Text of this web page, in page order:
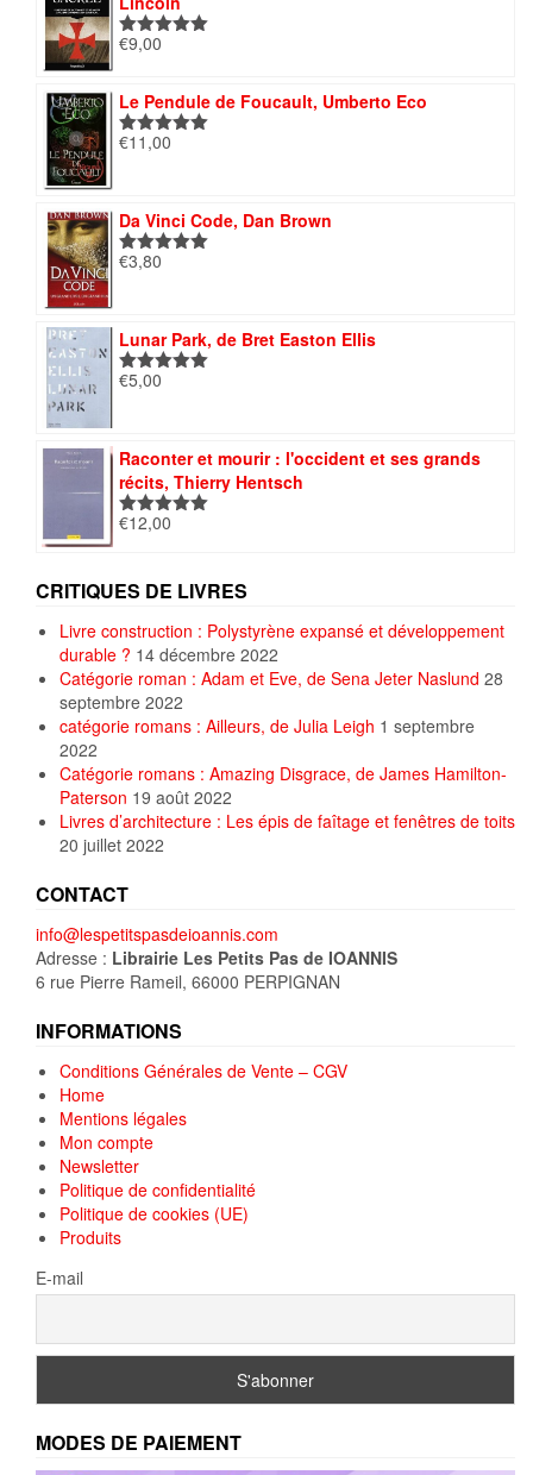
Note5.00
€9,00
Le Pendule de Foucault, Umberto Eco
Note5.00
€11,00
Da Vinci Code, Dan Brown
Note5.00
€3,80
Lunar Park, de Bret Easton Ellis
Note5.00
€5,00
Raconter et mourir : l'occident et ses grands
récits, Thierry Hentsch
Note5.00
€12,00
CRITIQUES DE LIVRES
Livre construction : Polystyrène expansé et développement
durable ? 14 décembre 2022
Catégorie roman : Adam et Eve, de Sena Jeter Naslund 28
septembre 2022
catégorie romans : Ailleurs, de Julia Leigh 1 septembre
2022
Catégorie romans : Amazing Disgrace, de James Hamilton-
Paterson 19 août 2022
Livres d’architecture : Les épis de faîtage et fenêtres de toits
20 juillet 2022
CONTACT
info@lespetitspasdeioannis.com
Adresse : Librairie Les Petits Pas de IOANNIS
6 rue Pierre Rameil, 66000 PERPIGNAN
INFORMATIONS
Conditions Générales de Vente – CGV
Home
Mentions légales
Mon compte
Newsletter
Politique de confidentialité
Politique de cookies (UE)
Produits
E-mail
MODES DE PAIEMENT